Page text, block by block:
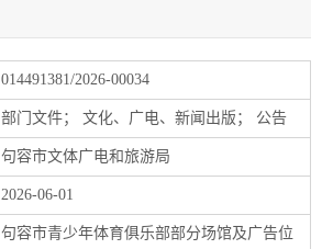
014491381/2026-00034
部门文件； 文化、广电、新闻出版 ； 公告
句容市文体广电和旅游局
2026-06-01
句容市青少年体育俱乐部部分场馆及广告位